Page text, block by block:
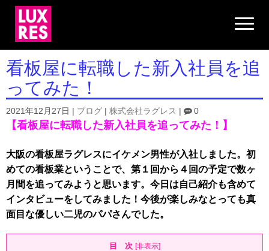
N
a
i
g
a
t
o
看板屋に転職した新入社員を追
ってみた！
2021年12月27日 ブログ 株式会社ラグレス 0
【看板屋に転職した新入社員を追ってみた！】
大阪の看板屋ラグレスにイケメン男性が入社しました。初
めての看板業ということで、第１回から４回の予定で数ヶ
月間を追ってみようと思います。今日は自己紹介も含めて
インタビューをしてみました！今後が楽しみなとっても真
面目な優しい二児のパパさんでした。
目 次 [非表示]